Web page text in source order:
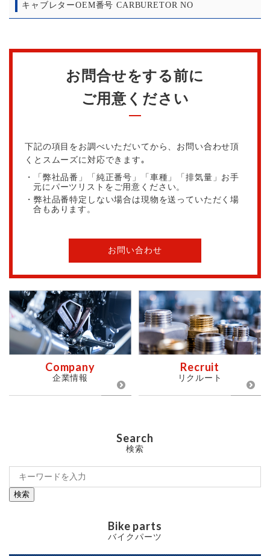
キャブレターOEM番号 CARBURETOR NO
お問合せをする前に
ご用意ください
下記の項目をお調べいただいてから、お問い合わせ頂
くとスムーズに対応できます｡
・「弊社品番」「純正番号」「車種」「排気量」お手
元にパーツリストをご用意ください。
・弊社品番特定しない場合は現物を送っていただく場
合もあります。
お問い合わせ
Company
企業情報
Recruit
リクルート
Search
検索
検索
Bike parts
バイクパーツ